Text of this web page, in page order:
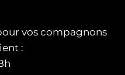
vos compagnons
: